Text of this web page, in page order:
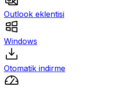
Outlook eklentisi
Windows
Otomatik indirme